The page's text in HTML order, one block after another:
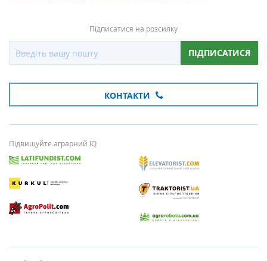
Підписатися на розсилку
ПІДПИСАТИСЯ
КОНТАКТИ
Підвищуйте аграрний IQ